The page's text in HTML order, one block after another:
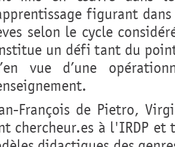
figurant
selon le cycle
un défi tant du
vue d’une
François de Pietro,
chercheur.es à l'IRDP